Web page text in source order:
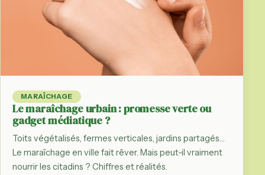
MARAÎCHAGE
Le maraîchage urbain : promesse verte ou
gadget médiatique ?
Toits végétalisés, fermes verticales, jardins partagés…
Le maraîchage en ville fait rêver. Mais peut-il vraiment
nourrir les citadins ? Chiffres et réalités.